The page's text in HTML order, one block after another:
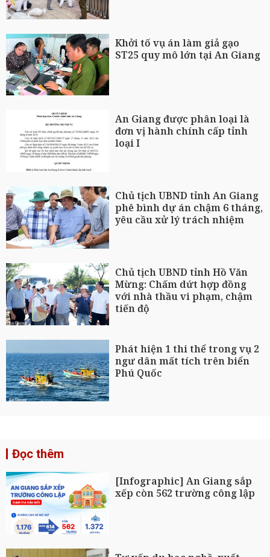
Khởi tố vụ án làm giả gạo
ST25 quy mô lớn tại An Giang
An Giang được phân loại là
đơn vị hành chính cấp tỉnh
loại I
Chủ tịch UBND tỉnh An Giang
phê bình dự án chậm 6 tháng,
yêu cầu xử lý trách nhiệm
Chủ tịch UBND tỉnh Hồ Văn
Mừng: Chấm dứt hợp đồng
với nhà thầu vi phạm, chậm
tiến độ
Phát hiện 1 thi thể trong vụ 2
ngư dân mất tích trên biển
Phú Quốc
Đọc thêm
[Infographic] An Giang sắp
xếp còn 562 trường công lập